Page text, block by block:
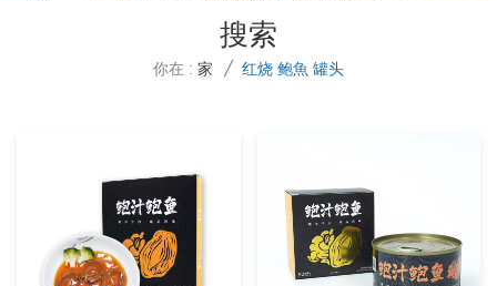
搜索
你在 : 家 / 红烧 鲍魚 罐头